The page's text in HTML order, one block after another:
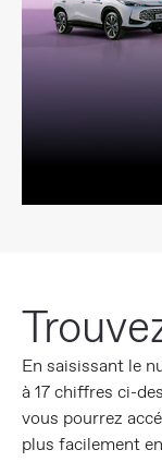
En saisissant le
à 17 chiffres ci-
vous pourrez
plus facilement